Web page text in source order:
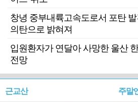
창녕 중부내륙고속도로서 포탄
의탄으로 밝혀져
입원환자가 연달아 사망한 울산
전망
근교산 주말